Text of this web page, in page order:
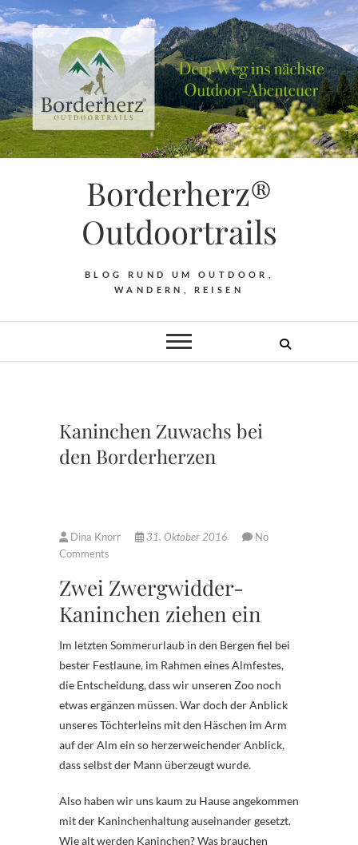
Borderherz®
Outdoortrails
BLOG RUND UM OUTDOOR,
WANDERN, REISEN
Kaninchen Zuwachs bei
den Borderherzen
Dina Knorr 31. Oktober 2016
No
Comments
Zwei Zwergwidder-
Kaninchen ziehen ein
Im letzten Sommerurlaub in den Bergen fiel bei
bester Festlaune, im Rahmen eines Almfestes,
die Entscheidung, dass wir unseren Zoo noch
etwas ergänzen müssen. War doch der Anblick
unseres Töchterleins mit den Häschen im Arm
auf der Alm ein so herzerweichender Anblick,
dass selbst der Mann überzeugt wurde.
Also haben wir uns kaum zu Hause angekommen
mit der Kaninchenhaltung auseinander gesetzt.
Wie alt werden Kaninchen? Was brauchen